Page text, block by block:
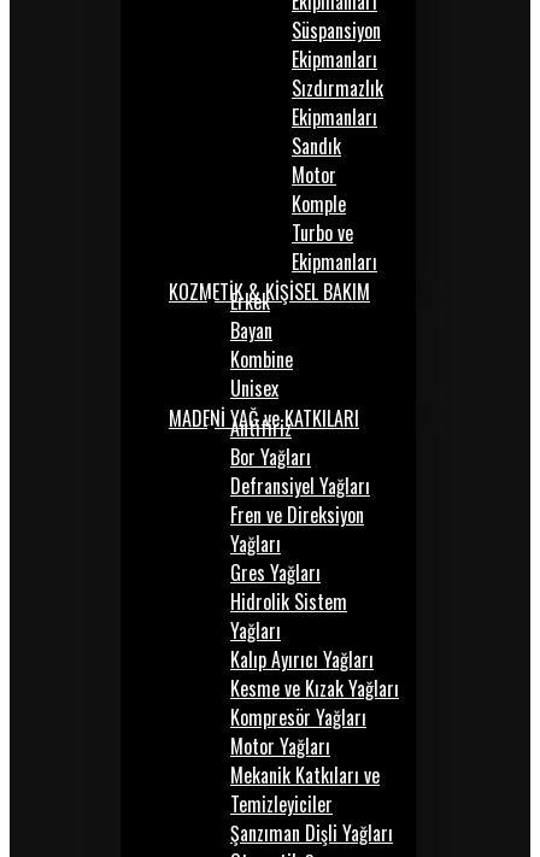
Süspansiyon
Ekipmanları
Sızdırmazlık
Ekipmanları
Sandık
Motor
Komple
Turbo ve
Ekipmanları
KOZMETİK & KİŞİSEL BAKIM
Erkek
Bayan
Kombine
Unisex
MADENİ YAĞ ve KATKILARI
Antifiriz
Bor Yağları
Defransiyel Yağları
Fren ve Direksiyon
Yağları
Gres Yağları
Hidrolik Sistem
Yağları
Kalıp Ayırıcı Yağları
Kesme ve Kızak Yağları
Kompresör Yağları
Motor Yağları
Mekanik Katkıları ve
Temizleyiciler
Şanzıman Dişli Yağları